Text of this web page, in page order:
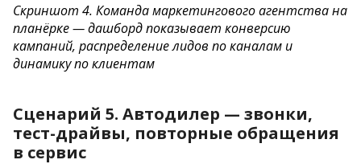
Скриншот 4. Команда маркетингового агентства на
планёрке — дашборд показывает конверсию
кампаний, распределение лидов по каналам и
динамику по клиентам
Сценарий 5. Автодилер — звонки,
тест-драйвы, повторные обращения
в сервис